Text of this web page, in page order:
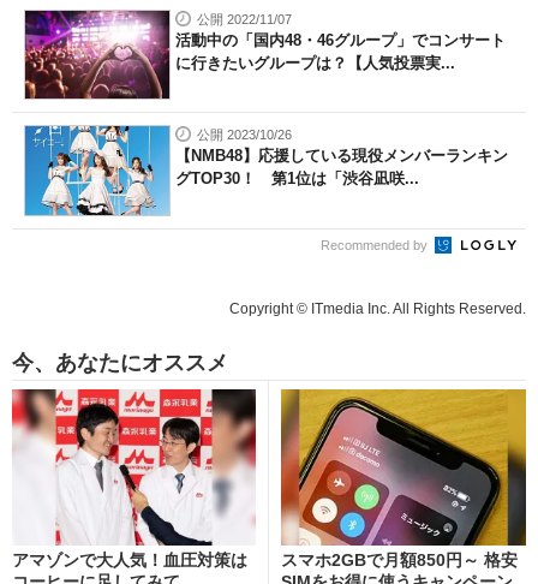
公開 2022/11/07
活動中の「国内48・46グループ」でコンサート
に行きたいグループは？【人気投票実...
公開 2023/10/26
【NMB48】応援している現役メンバーランキン
グTOP30！ 第1位は「渋谷凪咲...
Recommended by
Copyright © ITmedia Inc. All Rights Reserved.
今、あなたにオススメ
アマゾンで大人気！血圧対策は
スマホ2GBで月額850円～ 格安